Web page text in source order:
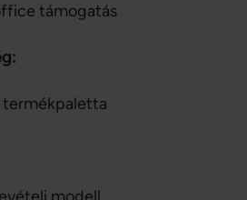
támogatás
termékpaletta